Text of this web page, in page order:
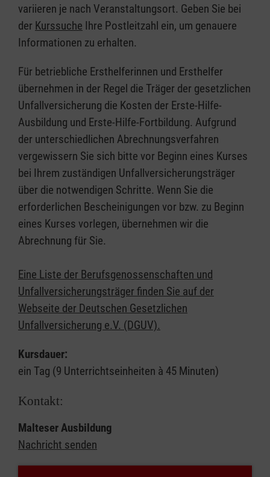
variieren je nach Veranstaltungsort. Geben Sie bei
der Kurssuche Ihre Postleitzahl ein, um genauere
Informationen zu erhalten.
Für betriebliche Ersthelferinnen und Ersthelfer
übernehmen in der Regel die Träger der gesetzlichen
Unfallversicherung die Kosten der Erste-Hilfe-
Ausbildung und Erste-Hilfe-Fortbildung. Aufgrund
der unterschiedlichen Abrechnungsverfahren
vergewissern Sie sich bitte vor Beginn eines Kurses
bei Ihrem zuständigen Unfallversicherungsträger
über die notwendigen Schritte. Wenn Sie die
erforderlichen Bescheinigungen vor bzw. zu Beginn
eines Kurses vorlegen, übernehmen wir die
Abrechnung für Sie.
Eine Liste der Berufsgenossenschaften und
Unfallversicherungsträger finden Sie auf der
Webseite der Deutschen Gesetzlichen
Unfallversicherung e.V. (DGUV).
Kursdauer:
ein Tag (9 Unterrichtseinheiten à 45 Minuten)
Kontakt:
Malteser Ausbildung
Nachricht senden